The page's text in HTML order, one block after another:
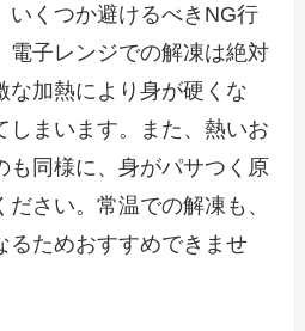
いくつか避けるべきNG行
電子レンジでの解凍は絶対
な加熱により身が硬くな
しまいます。また、熱いお
も同様に、身がパサつく原
さい。常温での解凍も、
るためおすすめできませ